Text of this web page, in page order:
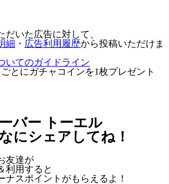
だいた広告に対して、
細 ・ 広告利用履歴から投稿いただけま
いてのガイドライン
とに ガチャコインを1枚プレゼント
バー トーエル
にシェアしてね！
友達が
利用すると
ナスポイント がもらえるよ！